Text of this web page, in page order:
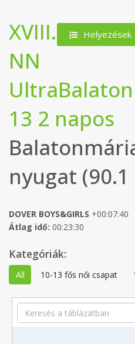
Helyezések
XVIII.
NN
13 2 napos
nyugat
DOVER BOYS&GIRLS +00:07:40
Átlag idő: 00:23:30
Kategóriák:
All 10-13 fős női csapat
Search